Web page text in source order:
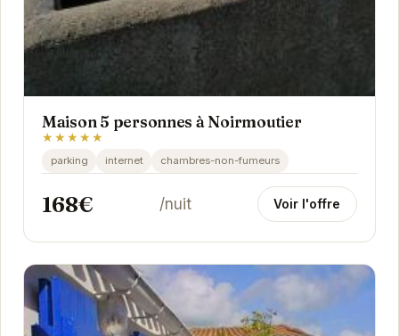
Maison 5 personnes à Noirmoutier
★★★★★
parking internet chambres-non-fumeurs
168€ /nuit Voir l'offre